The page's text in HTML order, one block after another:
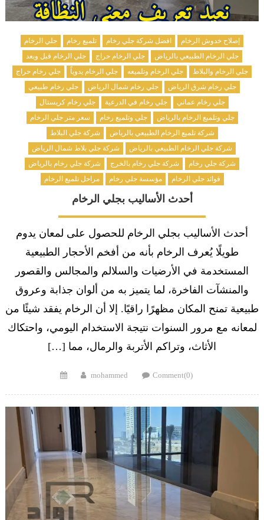
إصلاح خدوش الرخام افضل شركة جلي رخام تلميع رخام
جلي الرخام
جلي الرخام الطبيعي بالرياض
جلي الرخام حراج
جلي الرخام قبل وبعد
جلي الرخام والبلاط
جلي الرخام وتلميعه جلي الرخام يدوياً
جلي رخام حراج
جلي رخام شرق الرياض
جلي رخام شمال الرياض
جلي رخام طبيعي
جلي رخام عماني
جلي رخام في الدرعية
جلي رخام كريستال
جلي وتلميع الرخام بالرياض
جلي وتلميع رخام
سعر متر جلي الرخام
شركة تلميع الرخام الطبيعي بالرياض
شركة جلي البلاط
شركة جلي الرخام الطبيعي بالرياض
شركة جلي بلاط شمال الرياض
شركة جلي رخام
شركة جلي رخام بالخرج
شركة جلي رخام بالرياض
فوائد جلي الرخام
مؤسسة جلي رخام مراحل تلميع الرخام
أحدث الأساليب بجلي الرخام
أحدث الأساليب بجلي الرخام للحصول على لمعان يدوم
طويلًا يُعرف الرخام بأنه من أفخم الأحجار الطبيعية
المستخدمة في الأرضيات والسلالم والمجالس والقصور
والمنشآت الفاخرة، لما يتميز به من ألوان جذابة وعروق
طبيعية تمنح المكان مظهرًا راقيًا. إلا أن الرخام يفقد شيئًا من
لمعانه مع مرور السنوات نتيجة الاستخدام اليومي، واحتكاك
الأثاث، وتراكم الأتربة والرمال، مما […]
Posted Author
mohammed Comment(0)